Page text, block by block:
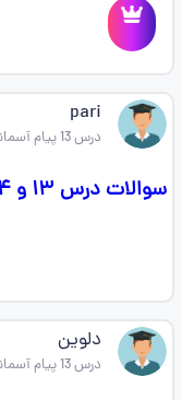
pari
درس 13 پیام آسمانی هفتم
سوالات درس ۱۳ و ۱۴ رو میخام
دلوین
درس 13 پیام آسمانی هفتم